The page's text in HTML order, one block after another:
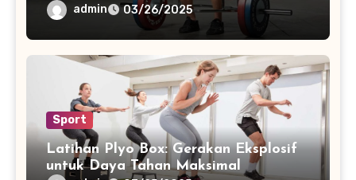
admin 03/26/2025
Sport
Latihan Plyo Box: Gerakan Eksplosif
untuk Daya Tahan Maksimal